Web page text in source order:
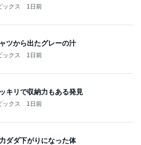
ックス 1日前
ツから出たグレーの汁
ックス 1日前
キリで収納力もある発見
ックス 1日前
ダダ下がりになった体